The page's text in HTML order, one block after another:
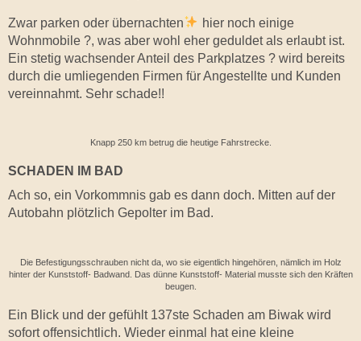
Zwar parken oder übernachten
hier noch einige
Wohnmobile ?, was aber wohl eher geduldet als erlaubt ist.
Ein stetig wachsender Anteil des Parkplatzes ? wird bereits
durch die umliegenden Firmen für Angestellte und Kunden
vereinnahmt. Sehr schade!!
Knapp 250 km betrug die heutige Fahrstrecke.
SCHADEN IM BAD
Ach so, ein Vorkommnis gab es dann doch. Mitten auf der
Autobahn plötzlich Gepolter im Bad.
Die Befestigungsschrauben nicht da, wo sie eigentlich hingehören, nämlich im Holz
hinter der Kunststoff- Badwand. Das dünne Kunststoff- Material musste sich den Kräften
beugen.
Ein Blick und der gefühlt 137ste Schaden am Biwak wird
sofort offensichtlich. Wieder einmal hat eine kleine